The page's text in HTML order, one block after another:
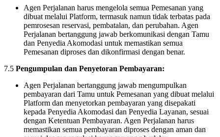
Agen Perjalanan harus mengelola semua Pemesanan yang
dibuat melalui Platform, termasuk namun tidak terbatas pada
pemrosesan reservasi, pembatalan, dan perubahan. Agen
Perjalanan bertanggung jawab berkomunikasi dengan Tamu
dan Penyedia Akomodasi untuk memastikan semua
Pemesanan diproses dan dikonfirmasi dengan benar.
7.5 Pengumpulan dan Penyetoran Pembayaran:
Agen Perjalanan bertanggung jawab mengumpulkan
pembayaran dari Tamu untuk Pemesanan yang dibuat melalui
Platform dan menyetorkan pembayaran yang disepakati
kepada Penyedia Akomodasi dan Penyedia Layanan, sesuai
dengan Ketentuan Pembayaran. Agen Perjalanan harus
memastikan semua pembayaran diproses dengan aman dan